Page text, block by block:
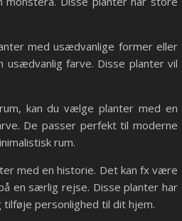
med usædvanlige former eller
farve. Disse planter vil
kan du vælge planter med en
De passer perfekt til moderne
rum.
med en historie. Det kan fx være
en særlig rejse. Disse planter har
personlighed til dit hjem.